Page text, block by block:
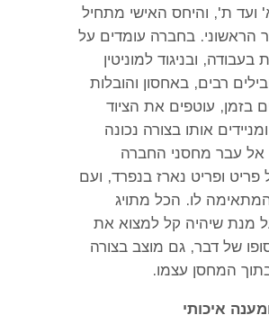
' ועד ת', והיחס האישי מתחיל
הראשוני. בחברה עומדים על
בעבודה, ובניגוד למוניטין
רבים, באחסון והובלות
בזמן, עוטפים את הציוד
ומניידים אותו בצורה נכונה
אל עבר מחסני החברה
פריט ופריט נארז בנפרד, ועם
לו. הכל מתויג
מנת שיהיה קל למצוא את
של דבר, גם מוצב בצורה
המחסן עצמו.
איכותי